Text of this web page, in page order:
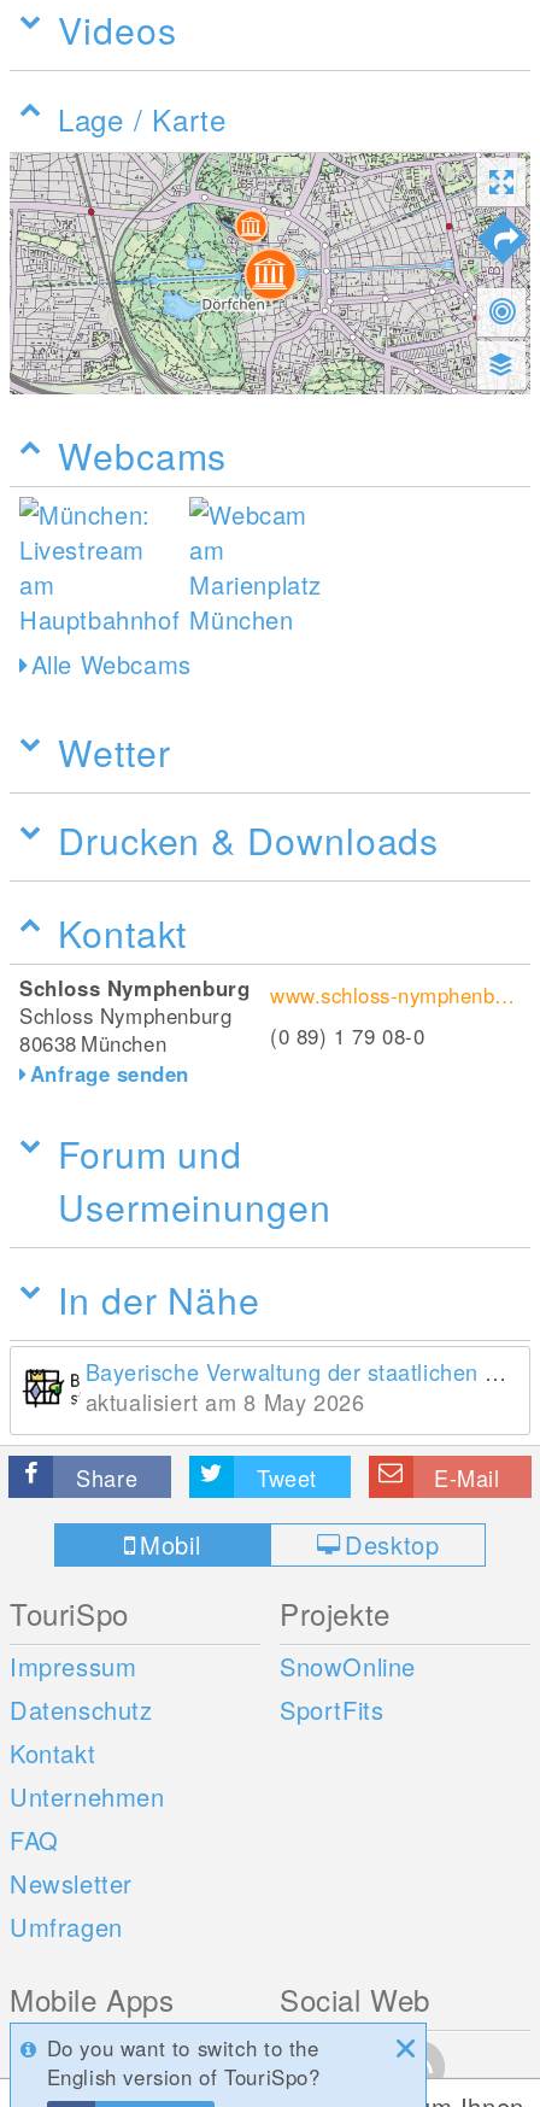
Videos
Lage / Karte
Webcams
Alle Webcams
Wetter
Drucken & Downloads
Kontakt
Schloss Nymphenburg
Schloss Nymphenburg
80638 München
Anfrage senden
www.schloss-nymphenburg.de/index.htm
(0 89) 1 79 08-0
Forum und
Usermeinungen
In der Nähe
Bayerische Verwaltung der staatlichen Schlösser, Gärten und Seen
aktualisiert am 8 May 2026
Share Tweet E-Mail
Mobil Desktop
TouriSpo
Impressum
Datenschutz
Kontakt
Unternehmen
FAQ
Newsletter
Umfragen
Projekte
SnowOnline
SportFits
Mobile Apps
iOS
Android
Social Web
Do you want to switch to the
English version of TouriSpo?